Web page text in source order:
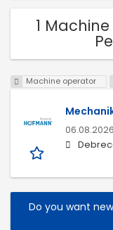
1
Machine operator
Do you want